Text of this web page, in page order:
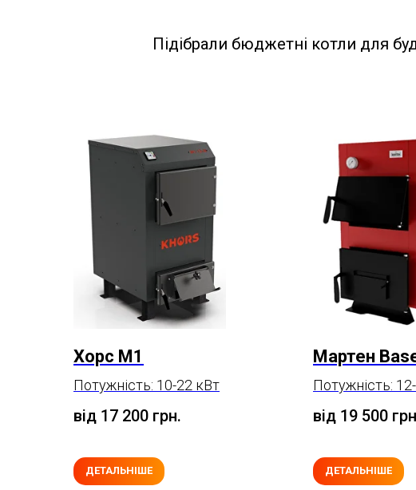
Підібрали бюджетні котли для
Хорс М1
Потужність: 10-22 кВт
від 17 200 грн.
ДЕТАЛЬНІШЕ
Мартен
Потужність:
від 19 500
ДЕТАЛЬНІШЕ